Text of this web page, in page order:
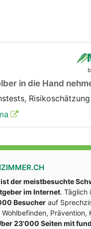
in die Hand
Risikoschätzung
der meistbesuchte
im Internet. Täglich
Besucher auf
Prävention,
23'000 Seiten mit